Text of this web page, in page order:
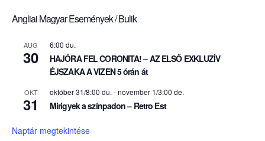
Angliai Magyar Események / Bulik
AUG
30
6:00 du.
HAJÓRA FEL CORONITA! – AZ ELSŐ EXKLUZÍV
ÉJSZAKA A VIZEN 5 órán át
OKT
31
október 31/8:00 du.-november 1/3:00 de.
Mirigyek a színpadon – Retro Est
Naptár megtekintése